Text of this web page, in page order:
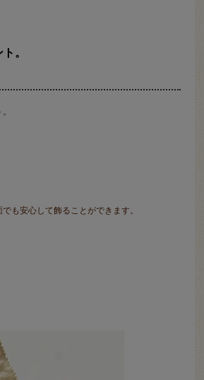
。
も安心して飾ることができます。